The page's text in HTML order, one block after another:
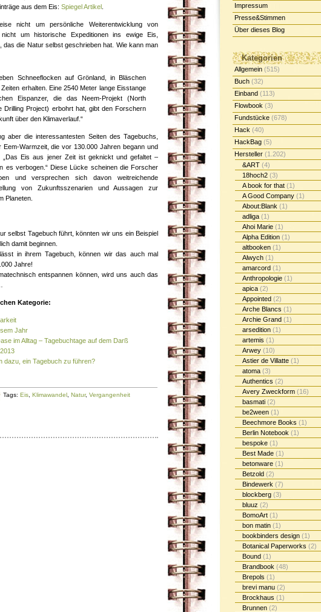
aus dem Eis: Spiegel Artikel
nicht um persönliche Weiterentwicklung von
um historische Expeditionen ins ewige Eis,
das die Natur selbst geschrieben hat. Wie kann man
Schneeflocken auf Grönland, in Bläschen
erhalten. Eine 2540 Meter lange Eisstange
Eispanzer, die das Neem-Projekt (North
Drilling Project) erbohrt hat, gibt den Forschern
über den Klimaverlauf.“
aber die interessantesten Seiten des Tagebuchs,
Eem-Warmzeit, die vor 130.000 Jahren begann und
„Das Eis aus jener Zeit ist geknickt und gefaltet –
es verbogen.“ Diese Lücke scheinen die Forscher
und versprechen sich davon weitreichende
von Zukunftsszenarien und Aussagen zur
Planeten.
selbst Tagebuch führt, könnten wir uns ein Beispiel
damit beginnen.
in ihrem Tagebuch, können wir das auch mal
Jahre!
entspannen können, wird uns auch das
Kategorie:
Jahr
im Alltag – Tagebuchtage auf dem Darß
dazu, ein Tagebuch zu führen?
Tags: Eis Klimawandel Natur, Vergangenheit
Impressum
Presse&Stimmen
Über dieses Blog
Kategorien
Allgemein (515)
Buch (32)
Einband (113)
Flowbook (3)
Fundstücke (678)
Hack (40)
HackBag (5)
Hersteller (1.202)
&ART (4)
18hoch2 (3)
A book for that (1)
A Good Company (1)
About:Blank (1)
adliga (1)
Ahoi Marie (1)
Alpha Edition (1)
altbooken (1)
Alwych (1)
amarcord (1)
Anthropologie (1)
apica (2)
Appointed (2)
Arche Blancs (1)
Archie Grand (1)
arsedition (1)
artemis (1)
Arwey (10)
Astier de Villatte (1)
atoma (3)
Authentics (2)
Avery Zweckform (16)
basmati (2)
be2ween (1)
Beechmore Books (1)
Berlin Notebook (1)
bespoke (1)
Best Made (1)
betonware (1)
Betzold (2)
Bindewerk (7)
blockberg (3)
bluuz (2)
BomoArt (1)
bon matin (1)
bookbinders design (1)
Botanical Paperworks (2)
Bound (1)
Brandbook (48)
Brepols (1)
brevi manu (2)
Brockhaus (1)
Brunnen (2)